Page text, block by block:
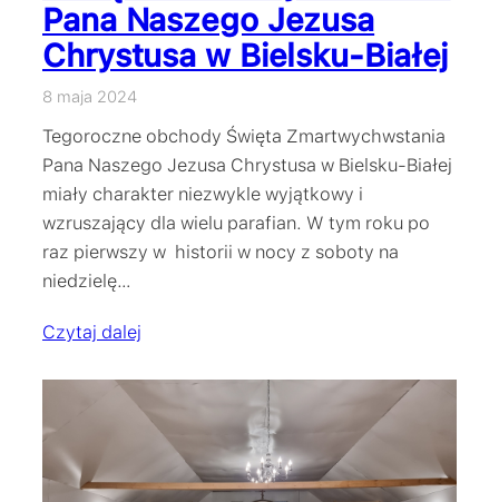
Pana Naszego Jezusa
Chrystusa w Bielsku-Białej
8 maja 2024
Tegoroczne obchody Święta Zmartwychwstania
Pana Naszego Jezusa Chrystusa w Bielsku-Białej
miały charakter niezwykle wyjątkowy i
wzruszający dla wielu parafian. W tym roku po
raz pierwszy w historii w nocy z soboty na
niedzielę…
Czytaj dalej